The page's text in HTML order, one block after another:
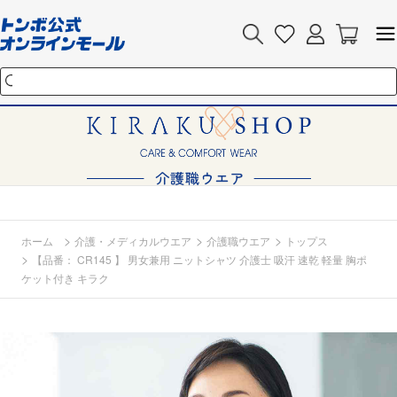
ホーム > 介護・メディカルウエア > 介護職ウエア > トップス
>
【品番： CR145 】 男女兼用 ニットシャツ 介護士 吸汗 速乾 軽量 胸ポ
ケット付き キラク